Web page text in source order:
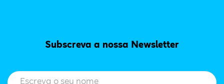
Subscreva a nossa Newsletter